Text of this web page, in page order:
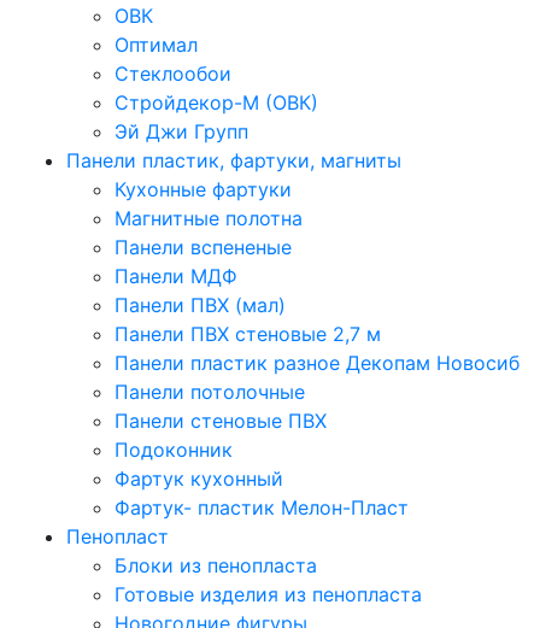
ОВК
Оптимал
Стеклообои
Стройдекор-М (ОВК)
Эй Джи Групп
Панели пластик, фартуки, магниты
Кухонные фартуки
Магнитные полотна
Панели вспененые
Панели МДФ
Панели ПВХ (мал)
Панели ПВХ стеновые 2,7 м
Панели пластик разное Декопам Новосиб
Панели потолочные
Панели стеновые ПВХ
Подоконник
Фартук кухонный
Фартук- пластик Мелон-Пласт
Пенопласт
Блоки из пенопласта
Готовые изделия из пенопласта
Новогодние фигуры